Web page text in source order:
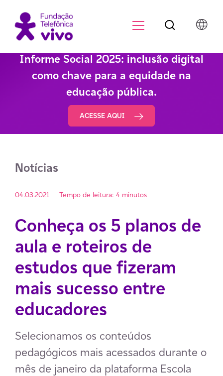
Informe Social 2025: inclusão digital
como chave para a equidade na
educação pública.
ACESSE AQUI
Notícias
04.03.2021 Tempo de leitura: 4 minutos
Conheça os 5 planos de
aula e roteiros de
estudos que fizeram
mais sucesso entre
educadores
Selecionamos os conteúdos
pedagógicos mais acessados durante o
mês de janeiro da plataforma Escola
Botão de